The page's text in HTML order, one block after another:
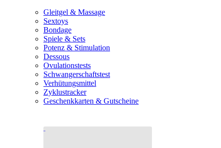
Gleitgel & Massage
Sextoys
Bondage
Spiele & Sets
Potenz & Stimulation
Dessous
Ovulationstests
Schwangerschaftstest
Verhütungsmittel
Zyklustracker
Geschenkkarten & Gutscheine